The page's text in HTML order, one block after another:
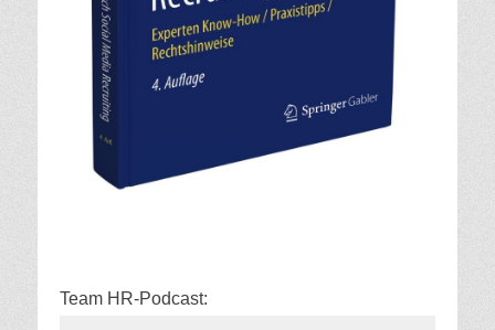
Team HR-Podcast: